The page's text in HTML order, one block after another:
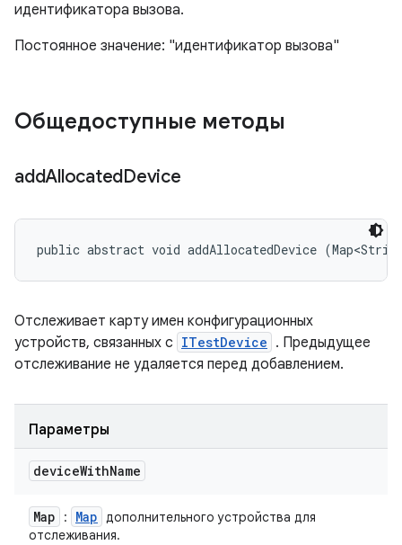
идентификатора вызова.
Постоянное значение: "идентификатор вызова"
Общедоступные методы
addAllocatedDevice
public abstract void addAllocatedDevice
Отслеживает карту имен конфигурационных
устройств, связанных с ITestDevice . Предыдущее
отслеживание не удаляется перед добавлением.
Параметры
deviceWithName
Map : Map дополнительного устройства для
отслеживания.